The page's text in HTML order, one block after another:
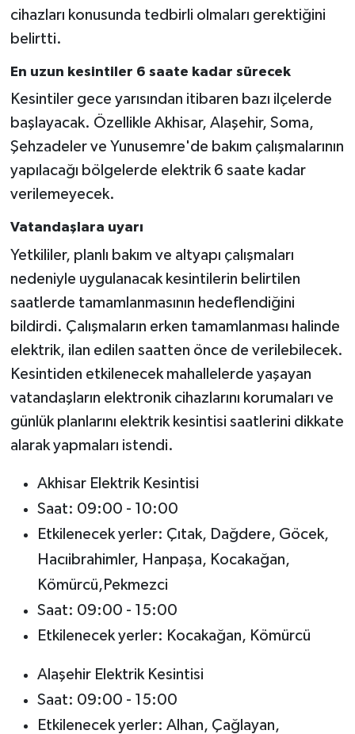
cihazları konusunda tedbirli olmaları gerektiğini
belirtti.
En uzun kesintiler 6 saate kadar sürecek
Kesintiler gece yarısından itibaren bazı ilçelerde
başlayacak. Özellikle Akhisar, Alaşehir, Soma,
Şehzadeler ve Yunusemre'de bakım çalışmalarının
yapılacağı bölgelerde elektrik 6 saate kadar
verilemeyecek.
Vatandaşlara uyarı
Yetkililer, planlı bakım ve altyapı çalışmaları
nedeniyle uygulanacak kesintilerin belirtilen
saatlerde tamamlanmasının hedeflendiğini
bildirdi. Çalışmaların erken tamamlanması halinde
elektrik, ilan edilen saatten önce de verilebilecek.
Kesintiden etkilenecek mahallelerde yaşayan
vatandaşların elektronik cihazlarını korumaları ve
günlük planlarını elektrik kesintisi saatlerini dikkate
alarak yapmaları istendi.
Akhisar Elektrik Kesintisi
Saat: 09:00 - 10:00
Etkilenecek yerler: Çıtak, Dağdere, Göcek,
Hacıibrahimler, Hanpaşa, Kocakağan,
Kömürcü,Pekmezci
Saat: 09:00 - 15:00
Etkilenecek yerler: Kocakağan, Kömürcü
Alaşehir Elektrik Kesintisi
Saat: 09:00 - 15:00
Etkilenecek yerler: Alhan, Çağlayan,